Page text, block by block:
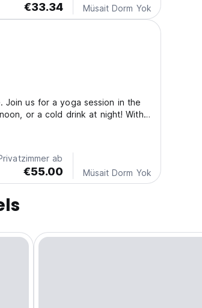
€33.34 Müsait Dorm Yok
us for a yoga session in the
or a cold drink at night! With
ab
€55.00 Müsait Dorm Yok